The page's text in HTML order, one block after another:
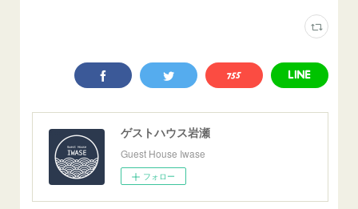
ゲストハウス岩瀬
Guest House Iwase
フォロー